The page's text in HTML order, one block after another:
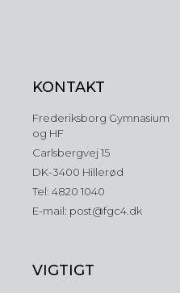
KONTAKT
Frederiksborg Gymnasium
og HF
Carlsbergvej 15
DK-3400 Hillerød
Tel: 4820 1040
E-mail: post@fgc4.dk
VIGTIGT